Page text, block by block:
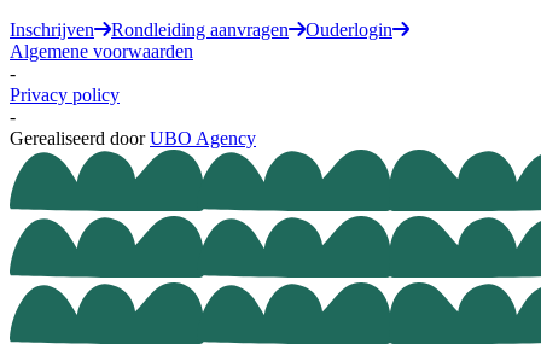
Inschrijven
Rondleiding aanvragen
Ouderlogin
Algemene voorwaarden
-
Privacy policy
-
Gerealiseerd door UBO Agency